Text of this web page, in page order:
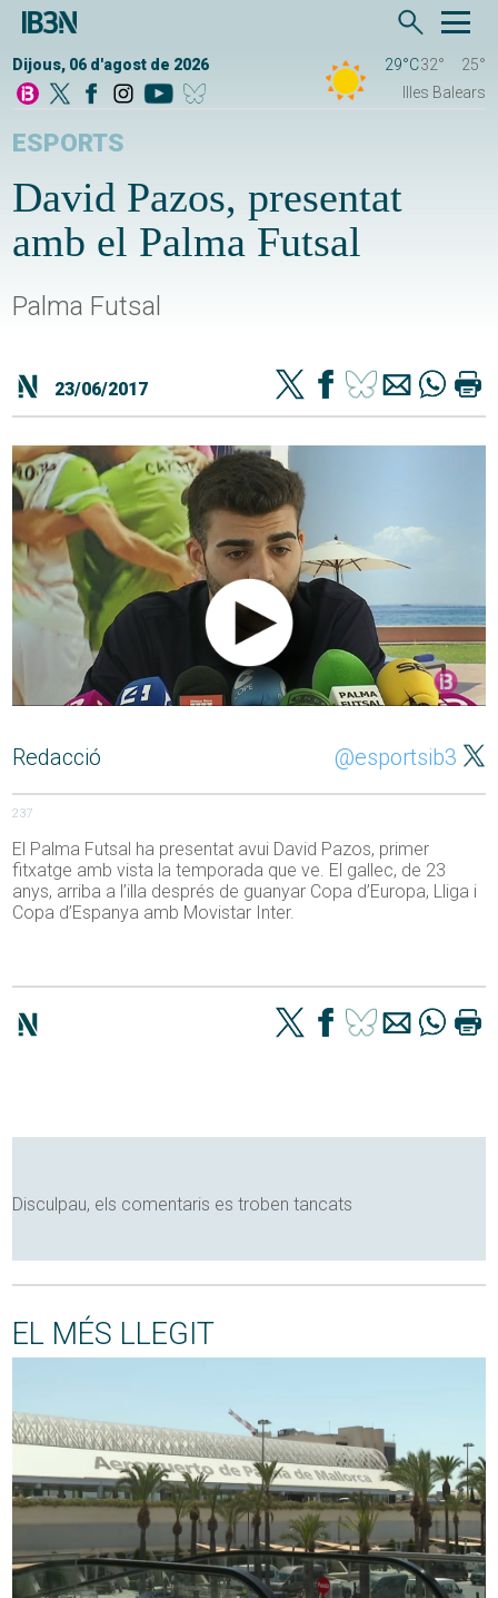
Dijous, 06 d'agost de 2026 29°C32°
25°
Illes Balears
ESPORTS
David Pazos, presentat
amb el Palma Futsal
Palma Futsal
23/06/2017
Redacció @esportsib3
237
El Palma Futsal ha presentat avui David Pazos, primer
fitxatge amb vista la temporada que ve. El gallec, de 23
anys, arriba a l’illa després de guanyar Copa d’Europa, Lliga i
Copa d’Espanya amb Movistar Inter.
Disculpau, els comentaris es troben tancats
EL MÉS LLEGIT